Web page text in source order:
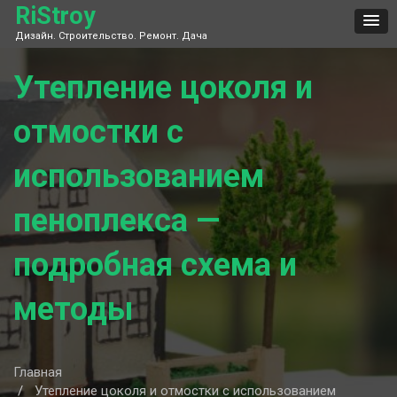
Skip
content
RiStroy
Дизайн. Строительство. Ремонт. Дача
Утепление цоколя и
отмостки с
использованием
пеноплекса —
подробная схема и
методы
Главная
Утепление цоколя и отмостки с использованием